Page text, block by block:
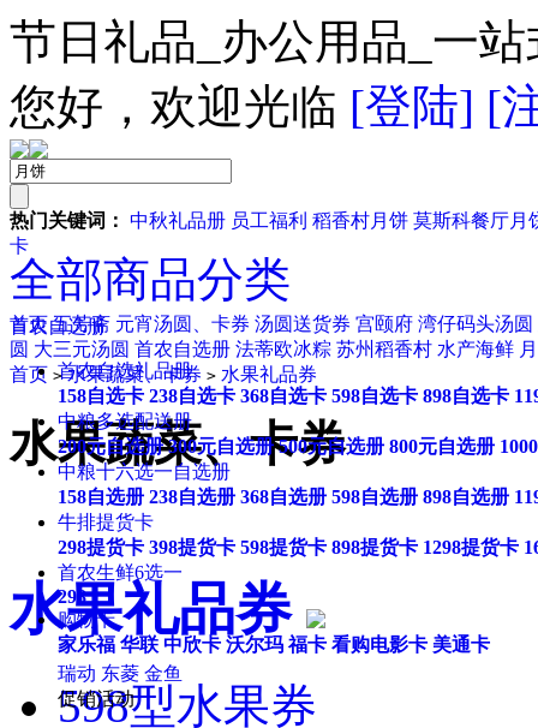
节日礼品_办公用品_一
您好，欢迎光临 [登陆] [
热门关键词： 中秋礼品册 员工福利 稻香村月饼 莫斯科餐厅月
卡
全部商品分类
首农自选册
首农自选礼品册
158自选卡 238自选卡 368自选卡 598自选卡 898自选卡
中粮多选配送册
200元自选册 300元自选册 500元自选册 800元自选册
中粮十六选一自选册
158自选册 238自选册 368自选册 598自选册 898自选册
牛排提货卡
298提货卡 398提货卡 598提货卡 898提货卡 1298提货卡
首农生鲜6选一
298
购物卡
家乐福 华联 中欣卡 沃尔玛 福卡 看购电影卡 美通卡
瑞动 东菱 金鱼
促销活动
首页五芳斋 元宵汤圆、卡券 汤圆送货券 宫颐府 湾仔码头汤圆
圆 大三元汤圆 首农自选册 法蒂欧冰粽 苏州稻香村 水产海鲜
首页 > 水果蔬菜、卡券 > 水果礼品券
水果蔬菜、卡券
水果礼品券
598型水果券